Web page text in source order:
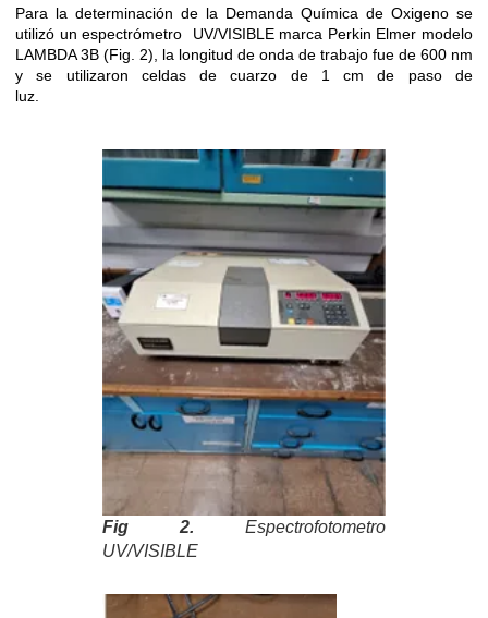
Para la determinación de la Demanda Química de Oxigeno se
utilizó un espectrómetro UV/VISIBLE marca Perkin Elmer modelo
LAMBDA 3B (Fig. 2), la longitud de onda de trabajo fue de 600 nm
y se utilizaron celdas de cuarzo de 1 cm de paso de
luz.
Fig 2. Espectrofotometro
UV/VISIBLE